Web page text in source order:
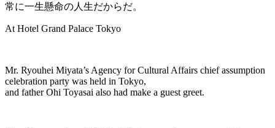
常に一生懸命の人生だからだ。
At Hotel Grand Palace Tokyo
Mr. Ryouhei Miyata’s Agency for Cultural Affairs chief assumption
celebration party was held in Tokyo,
and father Ohi Toyasai also had make a guest greet.